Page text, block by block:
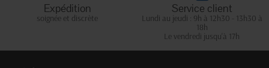
Expédition
soignée et discrète
Service client
Lundi au jeudi : 9h à 12h30 - 13h30 à
18h
Le vendredi jusqu'à 17h